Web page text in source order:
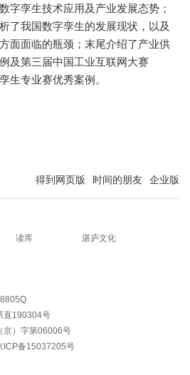
字孪生技术应用及产业发展态势；
了我国数字孪生的发展现状，以及
面面临的瓶颈；末尾介绍了产业供
及第三届中国工业互联网大赛
专业赛优秀案例。
得到网页版 时间的朋友 企业版
读库
湛庐文化
直190304号
京）字第06006号
ICP备15037205号